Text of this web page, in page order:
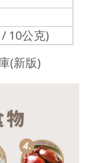
10公克)
(新版)